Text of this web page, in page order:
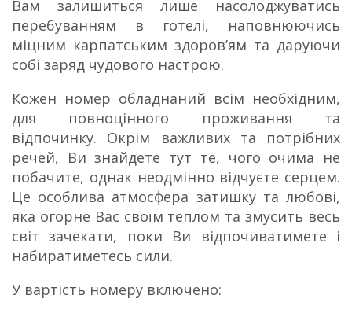
Вам залишиться лише насолоджуватись
перебуванням в готелі, наповнюючись
міцним карпатським здоров’ям та даруючи
собі заряд чудового настрою.
Кожен номер обладнаний всім необхідним,
для повноцінного проживання та
відпочинку. Окрім важливих та потрібних
речей, Ви знайдете тут те, чого очима не
побачите, однак неодмінно відчуєте серцем.
Це особлива атмосфера затишку та любові,
яка огорне Вас своїм теплом та змусить весь
світ зачекати, поки Ви відпочиватимете і
набиратиметесь сили.
У вартість номеру включено: